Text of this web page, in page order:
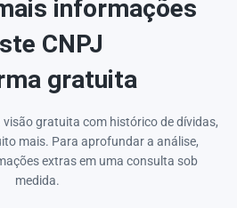
informações
CNPJ
gratuita
visão gratuita com histórico de dívidas,
mais. Para aprofundar a análise,
extras em uma consulta sob
medida.